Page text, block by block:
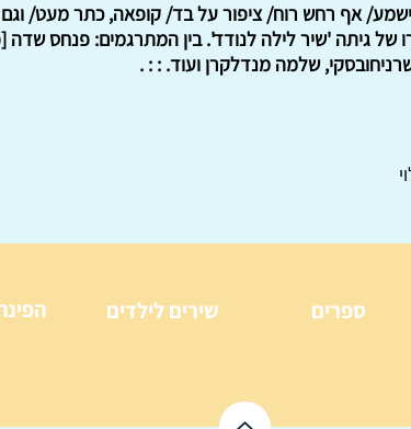
אף רחש רוח/ ציפור על בד/ קופאה, כתר מעט/
של גיתה 'שיר לילה לנודד'. בין המתרגמים: פנחס שדה
שלמה מנדלקרן ועוד. : : .
שירים לילדים ספרים